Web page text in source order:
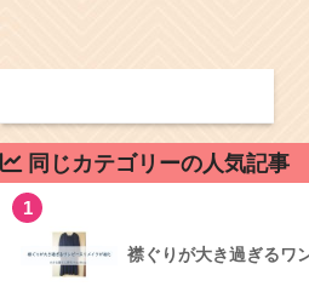
同じカテゴリーの人気記事
1
襟ぐりが大き過ぎるワ